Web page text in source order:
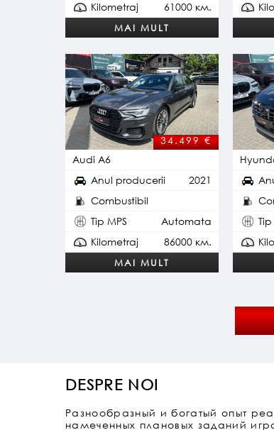
Kilometraj
61000 км.
MAI MULT
34.499 €
Audi A6
Anul producerii
2021
Combustibil
Plug-in Hybrid
Tip MPS
Automata
Kilometraj
86000 км.
MAI MULT
Tip
DESPRE NOI
Разнообразный и богатый опыт
намеченных плановых заданий